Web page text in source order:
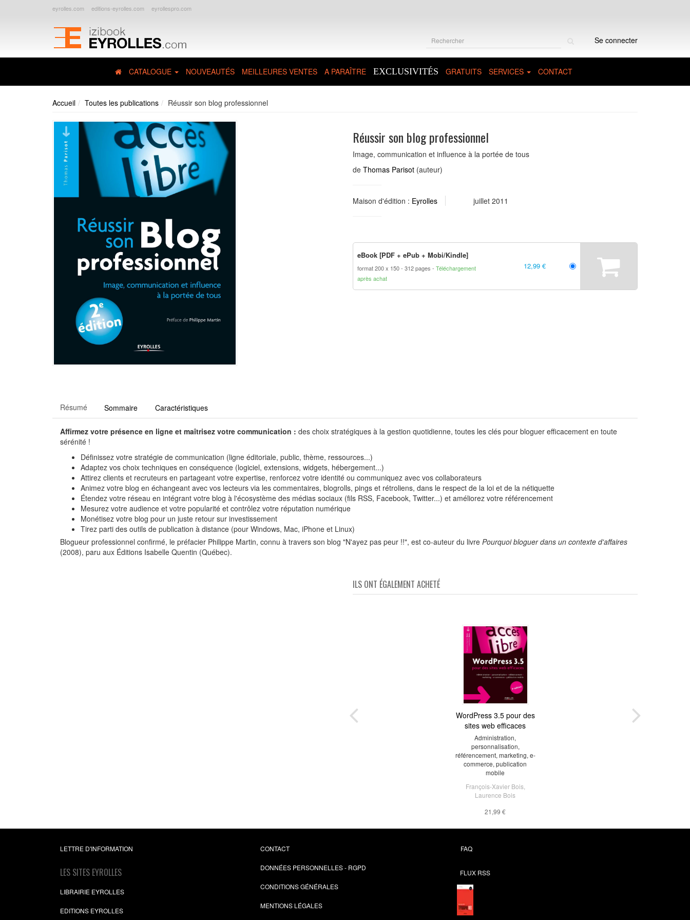
eyrolles.com editions-eyrolles.com eyrollespro.com
Se connecter
CATALOGUE NOUVEAUTÉS MEILLEURES VENTES A PARAÎTRE EXCLUSIVITÉS GRATUITS SERVICES CONTACT
Accueil Toutes les publications Réussir son blog professionnel
Réussir son blog professionnel
Image, communication et influence à la portée de tous
de Thomas Parisot (auteur)
Maison d'édition : Eyrolles juillet 2011
eBook [PDF + ePub + Mobi/Kindle]
format 200 x 150 312 pages
Téléchargement
après achat
12,99 €
Résumé Sommaire Caractéristiques
Affirmez votre présence en ligne et maîtrisez votre communication : des choix stratégiques à la gestion quotidienne, toutes les clés pour bloguer efficacement en toute
sérénité !
Définissez votre stratégie de communication (ligne éditoriale, public, thème, ressources...)
Adaptez vos choix techniques en conséquence (logiciel, extensions, widgets, hébergement...)
Attirez clients et recruteurs en partageant votre expertise, renforcez votre identité ou communiquez avec vos collaborateurs
Animez votre blog en échangeant avec vos lecteurs via les commentaires, blogrolls, pings et rétroliens, dans le respect de la loi et de la nétiquette
Étendez votre réseau en intégrant votre blog à l'écosystème des médias sociaux (fils RSS, Facebook, Twitter...) et améliorez votre référencement
Mesurez votre audience et votre popularité et contrôlez votre réputation numérique
Monétisez votre blog pour un juste retour sur investissement
Tirez parti des outils de publication à distance (pour Windows, Mac, iPhone et Linux)
Blogueur professionnel confirmé, le préfacier Philippe Martin, connu à travers son blog "N'ayez pas peur !!", est co-auteur du livre Pourquoi bloguer dans un contexte d'affaires
(2008), paru aux Éditions Isabelle Quentin (Québec).
ILS ONT ÉGALEMENT ACHETÉ
WordPress 3.5 pour des
sites web efficaces
Administration,
personnalisation,
référencement, marketing, e-
commerce, publication
mobile
François-Xavier Bois,
Laurence Bois
21,99 €
LETTRE D'INFORMATION
LES SITES EYROLLES
LIBRAIRIE EYROLLES
EDITIONS EYROLLES
CONTACT
DONNÉES PERSONNELLES - RGPD
CONDITIONS GÉNÉRALES
MENTIONS LÉGALES
FAQ
FLUX RSS